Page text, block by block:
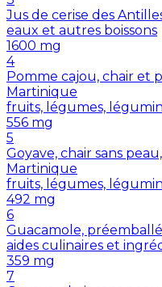
Jus de cerise des
eaux et autres boissons
1600 mg
4
Pomme cajou, chair et
Martinique
fruits, légumes,
556 mg
5
Goyave, chair sans
Martinique
fruits, légumes,
492 mg
6
Guacamole, préemballé
aides culinaires et
359 mg
7